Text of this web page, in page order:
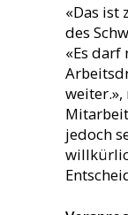
«Das ist
des
«Es
jedoch